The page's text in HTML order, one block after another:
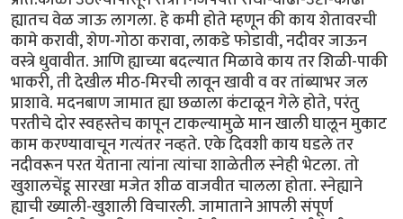
ह्यातच वेळ जाऊ लागला. हे कमी होते म्हणून की काय शेतावरची
कामे करावी, शेण-गोठा करावा, लाकडे फोडावी, नदीवर जाऊन
वस्त्रे धुवावीत. आणि ह्याच्या बदल्यात मिळावे काय तर शिळी-पाकी
भाकरी, ती देखील मीठ-मिरची लावून खावी व वर तांब्याभर जल
प्राशावे. मदनबाण जामात ह्या छळाला कंटाळून गेले होते, परंतु
परतीचे दोर स्वहस्तेच कापून टाकल्यामुळे मान खाली घालून मुकाट
काम करण्यावाचून गत्यंतर नव्हते. एके दिवशी काय घडले तर
नदीवरून परत येताना त्यांना त्यांचा शाळेतील स्नेही भेटला. तो
खुशालचेंडू सारखा मजेत शीळ वाजवीत चालला होता. स्नेह्याने
ह्याची ख्याली-खुशाली विचारली. जामाताने आपली संपूर्ण